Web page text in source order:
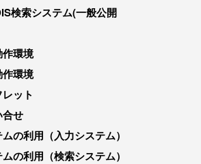
検索システム(一般公開
環境
環境
ット
合せ
の利用（入力システム）
の利用（検索システム）